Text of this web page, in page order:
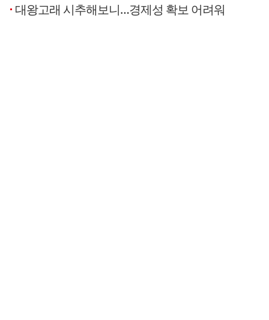
대왕고래 시추해보니…경제성 확보 어려워